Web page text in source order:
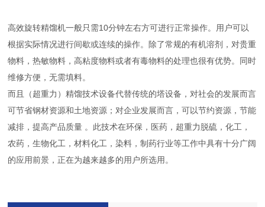
高效旋转精馏机一般只需10分钟左右方可进行正常操作。用户可以
根据实际情况进行间歇或连续的操作。除了常规的有机溶剂，对贵重
物料，热敏物料，高粘度物料或者有毒物料的处理也很有优势。同时
维修方便，无需填料。
而且（超重力）精馏技术设备代替传统的塔设备，对社会的发展而言
可节省钢材资源和土地资源；对企业发展而言，可以节约资源，节能
减排，提高产品质量 。此技术在环保，医药，超重力脱硫，化工，
农药，生物化工，材料化工，染料，制药行业等工作中具有十分广阔
的应用前景，正在为越来越多的用户所选用。